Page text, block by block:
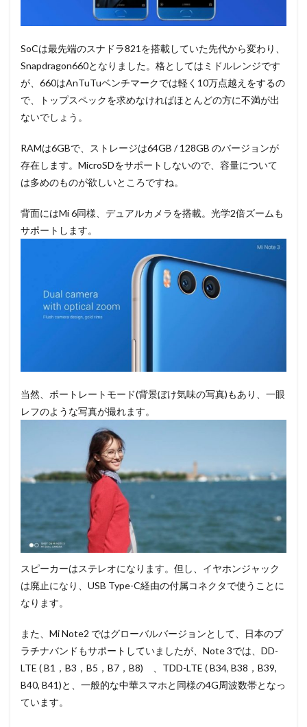
SoCは最先端のスナドラ821を搭載していた先代から変わり、
Snapdragon660となりました。格としてはミドルレンジです
が、660はAnTuTuベンチマークでは軽く10万点越えをするの
で、トップスペックを求めなければほとんどの方に不満が出
ないでしょう。
RAMは6GBで、ストレージは64GB / 128GB のバージョンが
存在します。MicroSDをサポートしないので、容量について
は多めのものが欲しいところですね。
背面にはMi 6同様、デュアルカメラを搭載。光学2倍ズームも
サポートします。
当然、ポートレートモード(背景ぼけ気味の写真)もあり、一眼
レフのような写真が撮れます。
スピーカーはステレオになります。但し、イヤホンジャック
は廃止になり、USB Type-C経由の付属コネクタで使うことに
なります。
また、Mi Note2 ではグローバルバージョンとして、日本のプ
ラチナバンドもサポートしていましたが、Note 3では、DD-
LTE ( B1，B3，B5，B7，B8) 、TDD-LTE ( B34, B38，B39,
B40, B41)と、一般的な中華スマホと同様の4G周波数帯となっ
ています。